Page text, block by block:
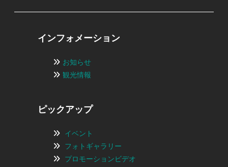
インフォメーション
お知らせ
観光情報
ピックアップ
イベント
フォトギャラリー
プロモーションビデオ